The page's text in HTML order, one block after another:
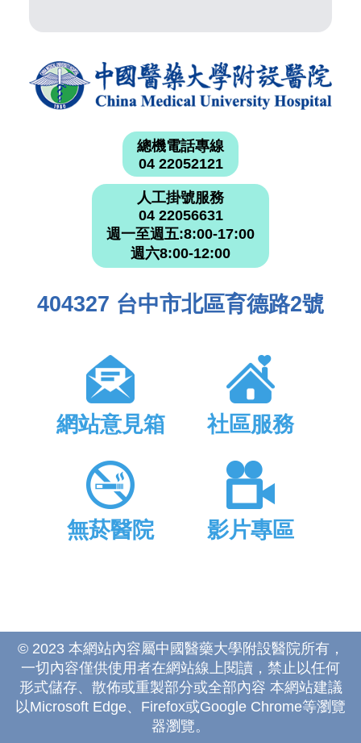
總機電話專線
04 22052121
人工掛號服務
04 22056631
週一至週五:8:00-17:00
週六8:00-12:00
404327 台中市北區育德路2號
網站意見箱 社區服務
無菸醫院 影片專區
© 2023 本網站內容屬中國醫藥大學附設醫院所有，
一切內容僅供使用者在網站線上閱讀，禁止以任何
形式儲存、散佈或重製部分或全部內容 本網站建議
以Microsoft Edge、Firefox或Google Chrome等瀏覽
器瀏覽。